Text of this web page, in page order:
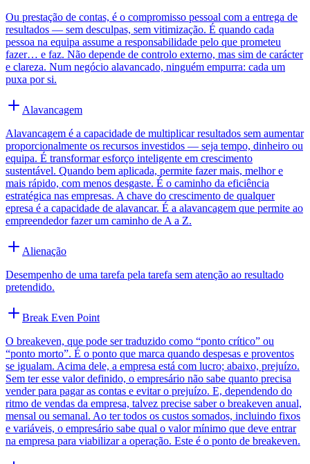
Ou prestação de contas, é o compromisso pessoal com a entrega de
resultados — sem desculpas, sem vitimização. É quando cada
pessoa na equipa assume a responsabilidade pelo que prometeu
fazer… e faz. Não depende de controlo externo, mas sim de carácter
e clareza. Num negócio alavancado, ninguém empurra: cada um
puxa por si.
Alavancagem
Alavancagem é a capacidade de multiplicar resultados sem aumentar
proporcionalmente os recursos investidos — seja tempo, dinheiro ou
equipa. É transformar esforço inteligente em crescimento
sustentável. Quando bem aplicada, permite fazer mais, melhor e
mais rápido, com menos desgaste. É o caminho da eficiência
estratégica nas empresas. A chave do crescimento de qualquer
epresa é a capacidade de alavancar. É a alavancagem que permite ao
empreendedor fazer um caminho de A a Z.
Alienação
Desempenho de uma tarefa pela tarefa sem atenção ao resultado
pretendido.
Break Even Point
O breakeven, que pode ser traduzido como “ponto crítico” ou
“ponto morto”. É o ponto que marca quando despesas e proventos
se igualam. Acima dele, a empresa está com lucro; abaixo, prejuízo.
Sem ter esse valor definido, o empresário não sabe quanto precisa
vender para pagar as contas e evitar o prejuízo. E, dependendo do
ritmo de vendas da empresa, talvez precise saber o breakeven anual,
mensal ou semanal. Ao ter todos os custos somados, incluindo fixos
e variáveis, o empresário sabe qual o valor mínimo que deve entrar
na empresa para viabilizar a operação. Este é o ponto de breakeven.